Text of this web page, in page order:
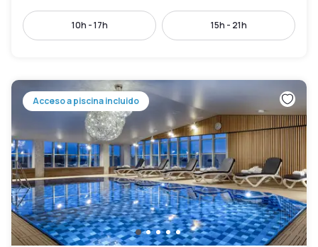
10h - 17h 15h - 21h
Acceso a piscina incluido